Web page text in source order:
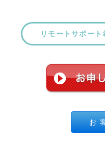
リモートサポー
お